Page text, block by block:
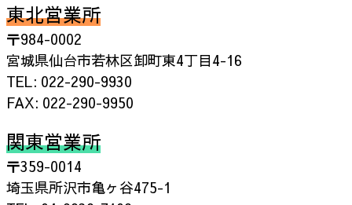
東北営業所
〒984-0002
宮城県仙台市若林区卸町東4丁目4-16
TEL: 022-290-9930
FAX: 022-290-9950
関東営業所
〒359-0014
埼玉県所沢市亀ヶ谷475-1